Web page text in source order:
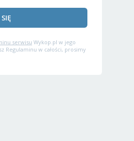
serwisu Wykop.pl w jego
Regulaminu w całości, prosimy